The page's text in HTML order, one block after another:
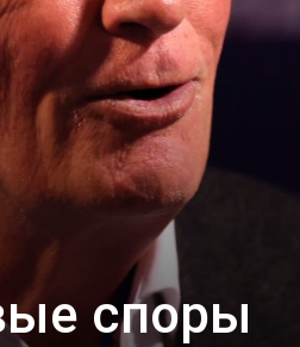
споры